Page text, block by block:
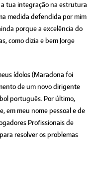
tua integração na estrutura
medida defendida por mim
porque a excelência do
como dizia e bem Jorge
ídolos (Maradona foi
de um novo dirigente
português. Por último,
em meu nome pessoal e de
Profissionais de
resolver os problemas